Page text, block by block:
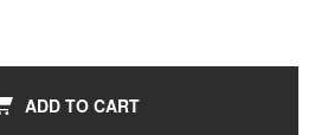
ADD TO CART